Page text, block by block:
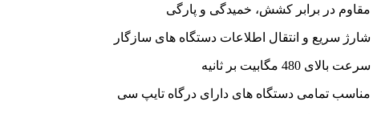
مقاوم در برابر کشش، خمیدگی و پارگی
شارژ سریع و انتقال اطلاعات دستگاه های سازگار
سرعت بالای 480 مگابیت بر ثانیه
مناسب تمامی دستگاه های دارای درگاه تایپ سی